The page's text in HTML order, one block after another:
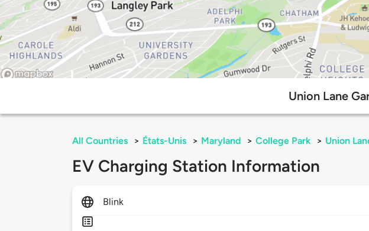
Union Lane
All Countries > États-Unis > Maryland > College Park > Union
EV Charging Station Information
Blink